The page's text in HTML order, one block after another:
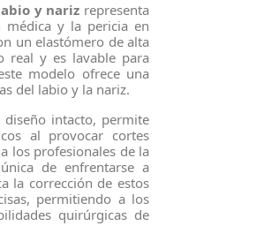
y nariz representa
médica y la pericia en
un elastómero de alta
real y es lavable para
modelo ofrece una
del labio y la nariz.
intacto, permite
al provocar cortes
los profesionales de la
de enfrentarse a
la corrección de estos
permitiendo a los
quirúrgicas de